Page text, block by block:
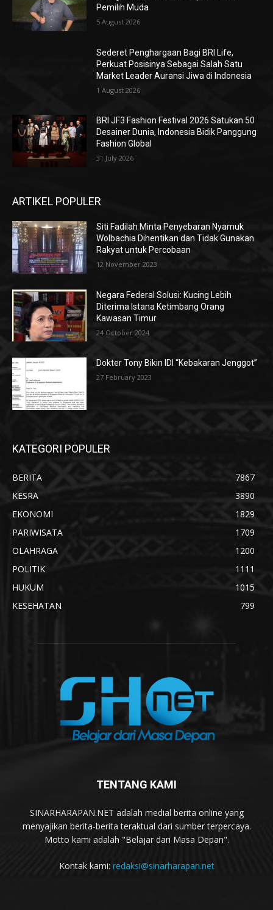
Pemilih Muda
5 August 2026
Sederet Penghargaan Bagi BRI Life,
Perkuat Posisinya Sebagai Salah Satu
Market Leader Auransi Jiwa di Indonesia
1 August 2026
BRI JF3 Fashion Festival 2026 Satukan 50
Desainer Dunia, Indonesia Bidik Panggung
Fashion Global
31 July 2026
ARTIKEL POPULER
Siti Fadilah Minta Penyebaran Nyamuk
Wolbachia Dihentikan dan Tidak Gunakan
Rakyat untuk Percobaan
12 November 2023
Negara Federal Solusi: Kucing Lebih
Diterima Istana Ketimbang Orang
Kawasan Timur
24 October 2024
Dokter Tony Bikin IDI “Kebakaran Jenggot”
27 February 2023
KATEGORI POPULER
BERITA
7867
KESRA
3890
EKONOMI
1829
PARIWISATA
1709
OLAHRAGA
1200
POLITIK
1111
HUKUM
1015
KESEHATAN
799
TENTANG KAMI
SINARHARAPAN.NET adalah medial berita online yang
menyajikan berita-berita teraktual dari sumber terpercaya.
Motto kami adalah "Belajar dari Masa Depan".
Kontak kami: redaksi@sinarharapan.net